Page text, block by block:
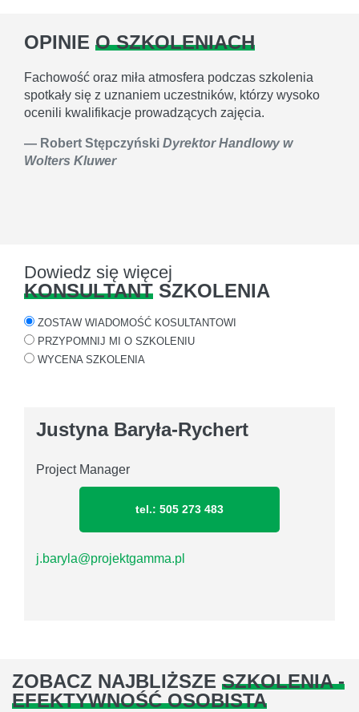
OPINIE O SZKOLENIACH
Fachowość oraz miła atmosfera podczas szkolenia
spotkały się z uznaniem uczestników, którzy wysoko
ocenili kwalifikacje prowadzących zajęcia.
Robert Stępczyński Dyrektor Handlowy w
Wolters Kluwer
Dowiedz się więcej
KONSULTANT SZKOLENIA
ZOSTAW WIADOMOŚĆ KOSULTANTOWI
PRZYPOMNIJ MI O SZKOLENIU
WYCENA SZKOLENIA
Justyna Baryła-Rychert
Project Manager
tel.: 505 273 483
j.baryla@projektgamma.pl
ZOBACZ NAJBLIŻSZE SZKOLENIA -
EFEKTYWNOŚĆ OSOBISTA